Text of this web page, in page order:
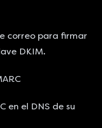
correo para firmar
DKIM.
en el DNS de su